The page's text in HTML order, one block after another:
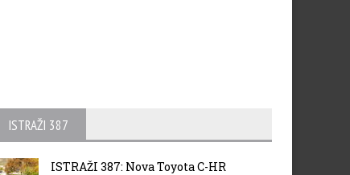
ISTRAŽI 387
ISTRAŽI 387: Nova Toyota C-HR